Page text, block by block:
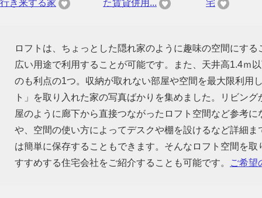
行き来する家 た賃貸併用... 宅
ロフトは、ちょっとした隠れ家のように趣味の空間にす
広い用途で利用することが可能です。また、天井高1.4ｍ
のも利点の1つ。収納が取れない部屋や空間を最大限利用
ト」を取り入れた家の写真ばかりを集めました。リビン
屋のように廊下から直接つながったロフト空間など参考
や、空間の使い方によってデスクや棚を設けるなど詳細
は簡単に保存することもできます。そんなロフト空間を
すすめする住宅会社をご紹介することも可能です。
ご希望